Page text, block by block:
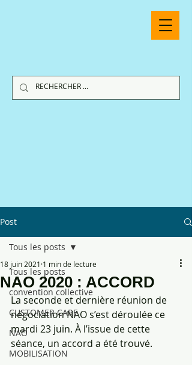
Post
Tous les posts
convention collective
CUSTOMER CARE
NAO
MOBILISATION
Tous les posts
NAO 2020 : ACCORD
18 juin 2021 1 min de lecture
La seconde et dernière réunion de
négociation NAO s’est déroulée ce
mardi 23 juin. À l’issue de cette
séance, un accord a été trouvé.